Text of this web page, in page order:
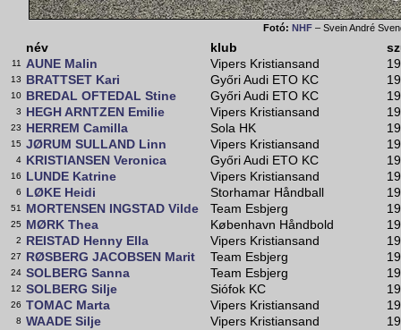
Fotó: NHF – Svein André
név klub
11 AUNE Malin Vipers Kristiansand
13 BRATTSET Kari Győri Audi ETO KC
10 BREDAL OFTEDAL Stine Győri Audi ETO KC
3 HEGH ARNTZEN Emilie Vipers Kristiansand
23 HERREM Camilla Sola HK
15 JØRUM SULLAND Linn Vipers Kristiansand
4 KRISTIANSEN Veronica Győri Audi ETO KC
16 LUNDE Katrine Vipers Kristiansand
6 LØKE Heidi Storhamar Håndball
51 MORTENSEN INGSTAD Vilde Team Esbjerg
25 MØRK Thea København Håndbold
2 REISTAD Henny Ella Vipers Kristiansand
27 RØSBERG JACOBSEN Marit Team Esbjerg
24 SOLBERG Sanna Team Esbjerg
12 SOLBERG Silje Siófok KC
26 TOMAC Marta Vipers Kristiansand
8 WAADE Silje Vipers Kristiansand